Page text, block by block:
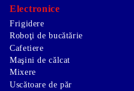
Electronice
Frigidere
Roboţi de bucătărie
Cafetiere
Maşini de călcat
Mixere
Uscătoare de păr